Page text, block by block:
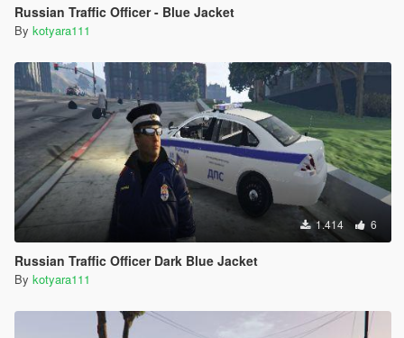
Russian Traffic Officer - Blue Jacket
By kotyara111
1.414 6
Russian Traffic Officer Dark Blue Jacket
By kotyara111